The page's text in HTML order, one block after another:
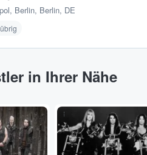
, Berlin, Berlin, DE
in Ihrer Nähe
...